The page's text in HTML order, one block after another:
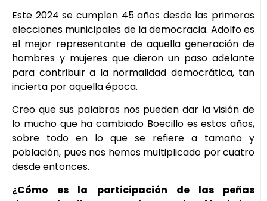
Este 2024 se cumplen 45 años desde las primeras
elecciones municipales de la democracia. Adolfo es
el mejor representante de aquella generación de
hombres y mujeres que dieron un paso adelante
para contribuir a la normalidad democrática, tan
incierta por aquella época.
Creo que sus palabras nos pueden dar la visión de
lo mucho que ha cambiado Boecillo es estos años,
sobre todo en lo que se refiere a tamaño y
población, pues nos hemos multiplicado por cuatro
desde entonces.
¿Cómo es la participación de las peñas